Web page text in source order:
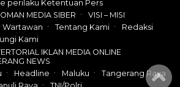
perilaku Ketentuan Pers
MEDIA SIBER
VISI – MISI
Wartawan
Tentang Kami
Redaksi
Kami
IKLAN MEDIA ONLINE
NEWS
Headline Maluku
Tangerang Raya